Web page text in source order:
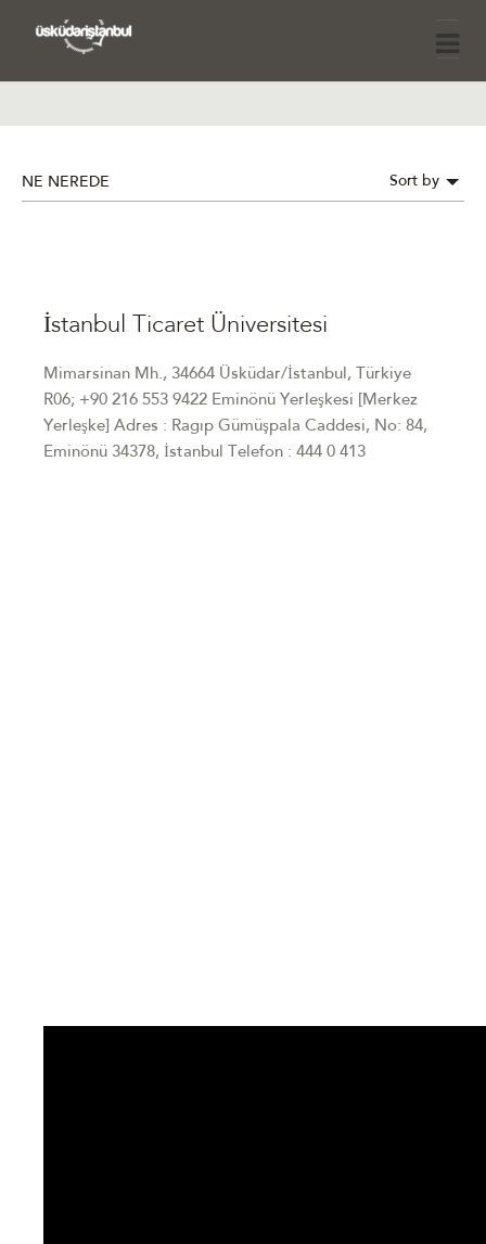
NE NEREDE Sort by
İstanbul Ticaret Üniversitesi
Mimarsinan Mh., 34664 Üsküdar/İstanbul, Türkiye
R06; +90 216 553 9422 Eminönü Yerleşkesi [Merkez
Yerleşke] Adres : Ragıp Gümüşpala Caddesi, No: 84,
Eminönü 34378, İstanbul Telefon : 444 0 413